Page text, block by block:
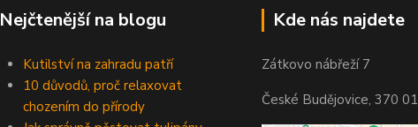
Nejčtenější na blogu
Kutilství na zahradu patří
10 důvodů, proč relaxovat
chozením do přírody
Kde nás najdete
Zátkovo nábřeží 7
České Budějovice, 370 01